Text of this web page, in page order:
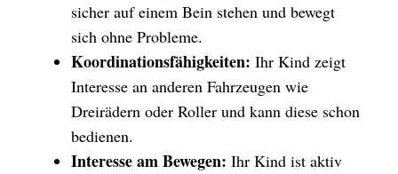
sicher auf einem Bein stehen und bewegt
sich ohne Probleme.
Koordinationsfähigkeiten: Ihr Kind zeigt
Interesse an anderen Fahrzeugen wie
Dreirädern oder Roller und kann diese schon
bedienen.
Interesse am Bewegen: Ihr Kind ist aktiv